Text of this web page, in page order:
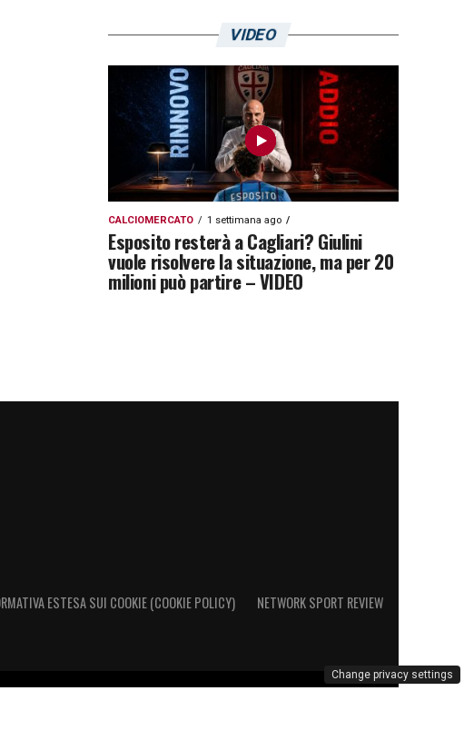
VIDEO
CALCIOMERCATO 1 settimana ago
Esposito resterà a Cagliari? Giulini
vuole risolvere la situazione, ma per 20
milioni può partire – VIDEO
ESTESA SUI COOKIE (COOKIE POLICY) NETWORK SPORT REVIEW
Change privacy settings